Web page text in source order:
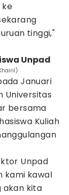
ke
tinggi,"
Unpad
Januari
Universitas
bersama
Kuliah
Unpad
kami kawal
akan kita